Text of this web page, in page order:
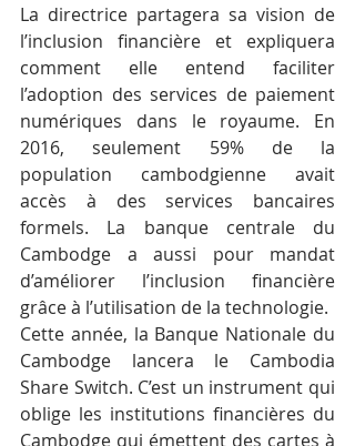
La directrice partagera sa vision de
l’inclusion financière et expliquera
comment elle entend faciliter
l’adoption des services de paiement
numériques dans le royaume. En
2016, seulement 59% de la
population cambodgienne avait
accès à des services bancaires
formels. La banque centrale du
Cambodge a aussi pour mandat
d’améliorer l’inclusion financière
grâce à l’utilisation de la technologie.
Cette année, la Banque Nationale du
Cambodge lancera le Cambodia
Share Switch. C’est un instrument qui
oblige les institutions financières du
Cambodge qui émettent des cartes à